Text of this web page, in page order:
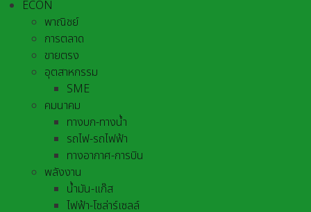
ECON
พาณิชย์
การตลาด
ขายตรง
อุตสาหกรรม
SME
คมนาคม
ทางบก-ทางน้ำ
รถไฟ-รถไฟฟ้า
ทางอากาศ-การบิน
พลังงาน
น้ำมัน-แก๊ส
ไฟฟ้า-โซล่าร์เซลล์